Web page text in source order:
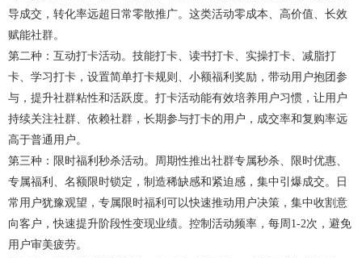
导成交，转化率远超日常零散推广。这类活动零成本、高价值、长效
赋能社群。
第二种：互动打卡活动。技能打卡、读书打卡、实操打卡、减脂打
卡、学习打卡，设置简单打卡规则、小额福利奖励，带动用户抱团参
与，提升社群粘性和活跃度。打卡活动能有效培养用户习惯，让用户
持续关注社群、依赖社群，长期参与打卡的用户，成交率和复购率远
高于普通用户。
第三种：限时福利秒杀活动。周期性推出社群专属秒杀、限时优惠、
专属福利、名额限时锁定，制造稀缺感和紧迫感，集中引爆成交。日
常用户犹豫观望，专属限时福利可以快速推动用户决策，集中收割意
向客户，快速提升阶段性变现业绩。控制活动频率，每周1-2次，避免
用户审美疲劳。